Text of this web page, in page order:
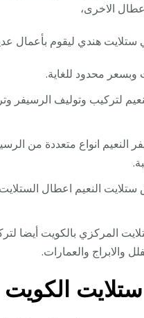
الاخرى،
ستلايت هندي ليقوم بأعمال
وبسعر محدود للغاية.
لتركيب وتوليف الرسيفر
النعيم انواع متعددة من
النعيم اعطال الستلايت
المركزي بالكويت أيضا
والابراج والعمارات.
الكويت